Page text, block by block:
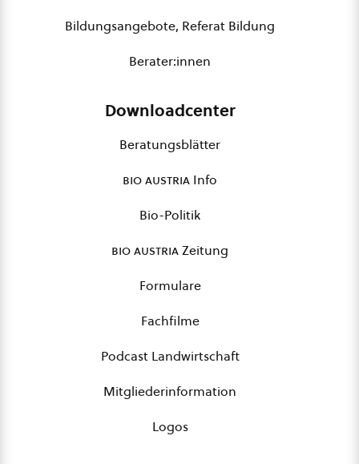
Bildungsangebote, Referat Bildung
Berater:innen
Downloadcenter
Beratungsblätter
bio austria Info
Bio-Politik
bio austriaZeitung
Formulare
Fachfilme
Podcast Landwirtschaft
Mitgliederinformation
Logos